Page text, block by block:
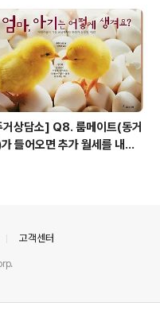
거상담소] Q8. 룸메이트(동거
들어오면 추가 월세를 내야
고객센터